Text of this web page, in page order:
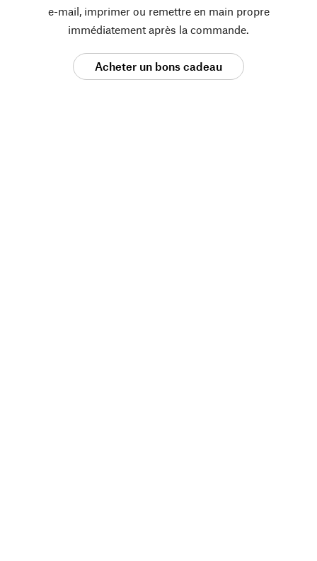
e-mail, imprimer ou remettre en main propre
immédiatement après la commande.
Acheter un bons cadeau